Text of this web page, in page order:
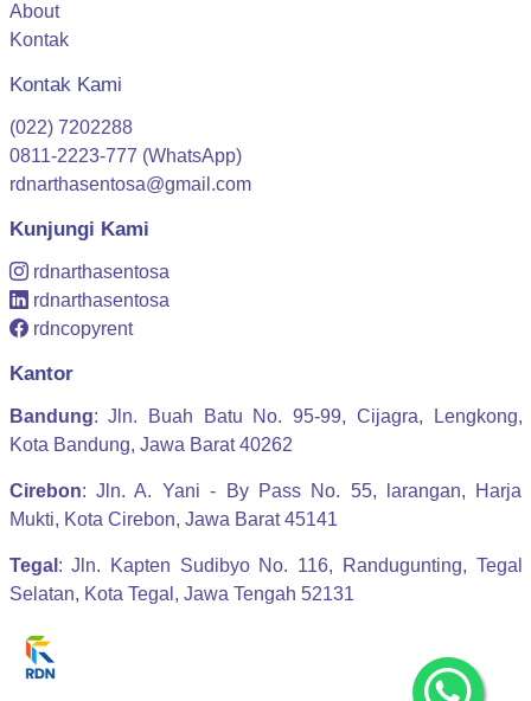
About
Kontak
Kontak Kami
(022) 7202288
0811-2223-777 (WhatsApp)
rdnarthasentosa@gmail.com
Kunjungi Kami
rdnarthasentosa
rdnarthasentosa
rdncopyrent
Kantor
Bandung: Jln. Buah Batu No. 95-99, Cijagra, Lengkong,
Kota Bandung, Jawa Barat 40262
Cirebon: Jln. A. Yani - By Pass No. 55, larangan, Harja
Mukti, Kota Cirebon, Jawa Barat 45141
Tegal : Jln. Kapten Sudibyo No. 116, Randugunting, Tegal
Selatan, Kota Tegal, Jawa Tengah 52131